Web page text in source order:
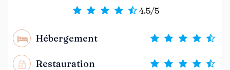
4.5/5
Hébergement
Restauration